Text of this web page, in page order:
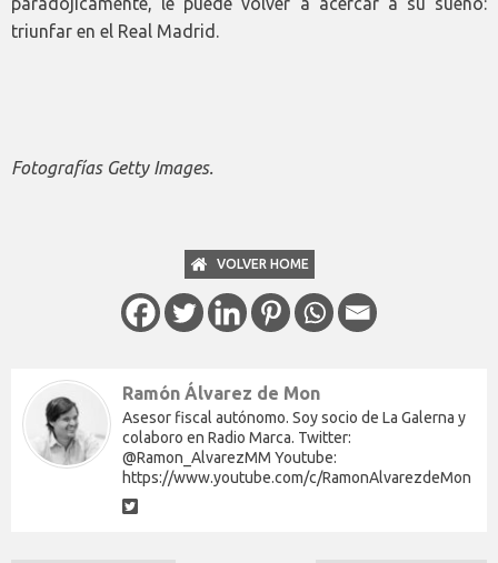
triunfar en el Real Madrid.
Fotografías Getty Images.
VOLVER HOME
Ramón Álvarez de Mon
Asesor fiscal autónomo. Soy socio de La Galerna y
colaboro en Radio Marca. Twitter:
@Ramon_AlvarezMM Youtube:
https://www.youtube.com/c/RamonAlvarezdeMon